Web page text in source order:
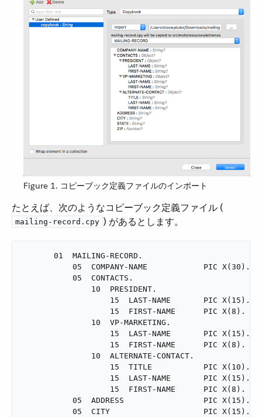
Figure 1. コピーブック定義ファイルのインポート
たとえば、次のようなコピーブック定義ファイル (​
mailing-record.cpy ​) があるとします。
       01  MAILING-RECORD.
           05  COMPANY-NAME            PIC X(30).
           05  CONTACTS.
               10  PRESIDENT.
                   15  LAST-NAME       PIC X(15).
                   15  FIRST-NAME      PIC X(8).
               10  VP-MARKETING.
                   15  LAST-NAME       PIC X(15).
                   15  FIRST-NAME      PIC X(8).
               10  ALTERNATE-CONTACT.
                   15  TITLE           PIC X(10).
                   15  LAST-NAME       PIC X(15).
                   15  FIRST-NAME      PIC X(8).
           05  ADDRESS                 PIC X(15).
           05  CITY                    PIC X(15).